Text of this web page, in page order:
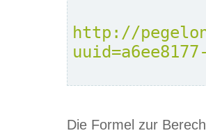
http://
Die Formel zur